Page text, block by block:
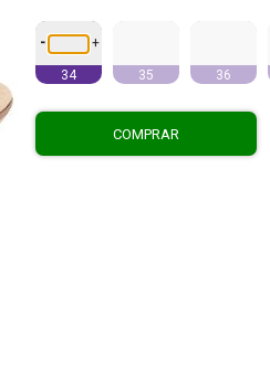
- +
34 35 36
COMPRAR